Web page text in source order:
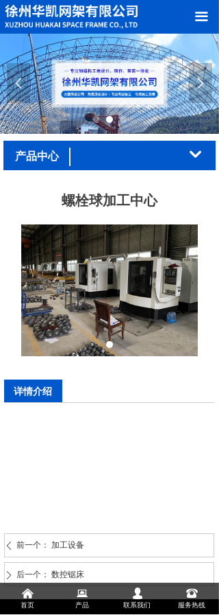
끀
网站首页
关于我们
产品中心
案例展示
加工车间
新闻中心
联系我们
荣誉资质
넳 넲
产品中心 낔
螺栓球加工中心
详情介绍
ꄴ 前一个： 加工设备
ꄲ 后一个： 数控锯床
낀
首页
뀵
产品
넙
联系我们
뀰
服务热线